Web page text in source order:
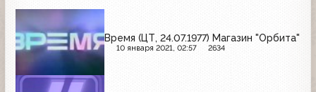
Время (ЦТ, 24.07.1977) Магазин "Орбита"
10 января 2021, 02:57 2634